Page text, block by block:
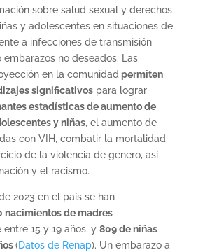
sobre salud sexual y derechos
y adolescentes en situaciones de
a infecciones de transmisión
no deseados. Las
en la comunidad permiten
significativospara lograr
estadísticas de aumento de
y niñas, el aumento de
con VIH, combatir la mortalidad
de la violencia de género, así
y el racismo.
2023 en el país se han
nacimientos de madres
entre 15 y 19 años; y 809 de niñas
(Datos de Renap). Un embarazo a